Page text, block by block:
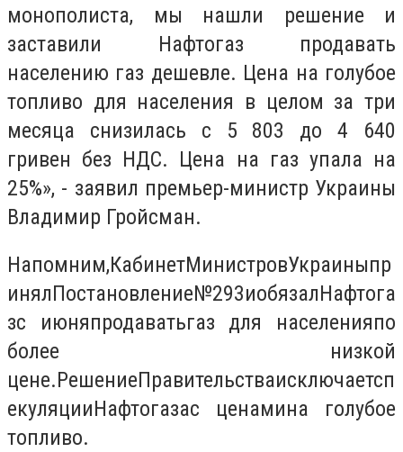
монополиста, мы нашли решение и
заставили Нафтогаз продавать
населению газ дешевле. Цена на голубое
топливо для населения в целом за три
месяца снизилась с 5 803 до 4 640
гривен без НДС. Цена на газ упала на
25%», - заявил премьер-министр Украины
Владимир Гройсман.
Напомним,КабинетМинистровУкраиныпр
инялПостановление№293иобязалНафтога
зс июняпродаватьгаз для населенияпо
более низкой
цене.РешениеПравительстваисключаетсп
екуляцииНафтогазас ценамина голубое
топливо.